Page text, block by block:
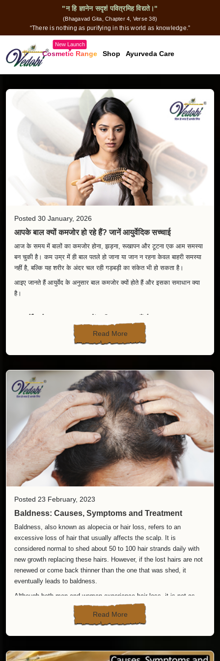
"न हि ज्ञानेन सदृशं पवित्रमिह विद्यते।"
(Bhagavad Gita, Chapter 4, Verse 38)
“There is nothing as purifying in this world as knowledge.”
Cosmetic Range
New Launch
Shop Ayurveda Care
Posted 30 January, 2026
आपके बाल क्यों कमजोर हो रहे हैं? जानें आयुर्वेदिक सच्चाई
आज के समय में बालों का कमजोर होना, झड़ना, रूखापन और टूटना एक आम समस्या
बन चुकी है। कम उम्र में ही बाल पतले हो जाना या जान न रहना केवल बाहरी समस्या
नहीं है, बल्कि यह शरीर के अंदर चल रही गड़बड़ी का संकेत भी हो सकता है।
आइए जानते हैं आयुर्वेद के अनुसार बाल कमजोर क्यों होते हैं और इसका समाधान क्या
है।
आयुर्वेद में बालों को अस्थि धातु (हड्डियों की धातु) का उप-उत्पाद माना गया है।
बाल कमजोर होने के मुख्य आयुर्वेदिक कारण
1.पाचन तंत्र की कमजोरी(Mand Agni)
जब भोजन ठीक से नहीं पचता, तो शरीर को पोषण नहीं मिल पाता। इससे बालों की जड़ों
तक पोषण नहीं पहुँचता और बाल कमजोर होने लगते हैं।
संकेत:(Mand Agni)
बाल रूखे होना
बालों का धीरे-धीरे झड़ना
चमक खत्म होना
2.वात और पित्त दोष का असंतुलन
वात दोष बढ़ने से बाल रूखे, पतले और टूटने लगते हैं
पित्त दोष बढ़ने से बाल झड़ना, सफेद होना और जलन की समस्या होती है ज्यादा तनाव,
देर रात जागना, तला-भुना खाना – पित्त को बढ़ाता है।
3.पोषण की कमी
आयुर्वेद के अनुसार शरीर में रस और रक्त धातु की कमजोरी से बालों की जड़ें कमजोर
हो जाती हैं।
इसके कारण:
गलत खान-पान
4.तनाव और नींद की कमी
प्रक्रिया प्रभावित होती है, जिससे बाल कमजोर हो जाते हैं।
Read More
Posted 23 February, 2023
Baldness: Causes, Symptoms and Treatment
Baldness, also known as alopecia or hair loss, refers to an
excessive loss of hair that usually affects the scalp. It is
considered normal to shed about 50 to 100 hair strands daily with
new growth replacing these hairs. However, if the lost hairs are not
renewed or come back thinner than the one that was shed, it
eventually leads to baldness.
Although both men and women experience hair loss, it is not as
common in women as in men and appears differently.
Patterns of Baldness
There exist two baldness patterns in humans-Male pattern
Read More